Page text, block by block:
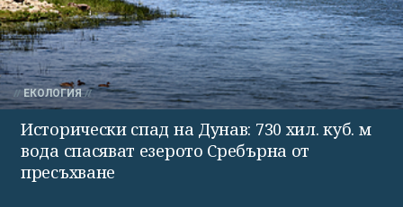
ЕКОЛОГИЯ
Исторически спад на Дунав: 730 хил. куб. м
вода спасяват езерото Сребърна от
пресъхване